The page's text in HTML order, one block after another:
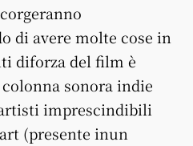
di avere molte cose in
diforza del film è
sonora indie
imprescindibili
(presente inun